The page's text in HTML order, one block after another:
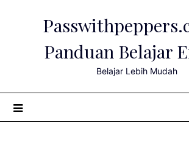
Panduan Belajar
Belajar Lebih Mudah